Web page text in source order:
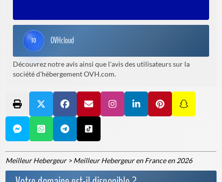
10 OVHcloud
Découvrez notre avis ainsi que l'avis des utilisateurs sur la
société d'hébergement OVH.com.
Meilleur Hebergeur >Meilleur Hebergeur en France en 2026